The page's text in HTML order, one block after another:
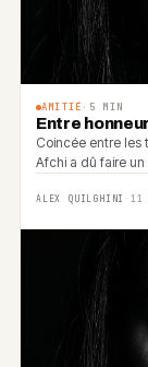
AMITIÉ · 5 MIN
Entre
Coincée entre les
Afchi a dû faire
ALEX QUILGHINI · 11